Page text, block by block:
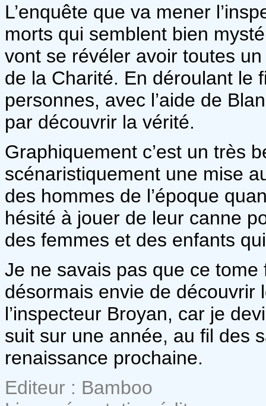
L’enquête que va mener
morts qui semblent bien
vont se révéler avoir toutes
de la Charité. En déroulant le
personnes, avec l’aide de
par découvrir la vérité.
Graphiquement c’est un très
scénaristiquement une mise
des hommes de l’époque
hésité à jouer de leur canne
des femmes et des enfants
Je ne savais pas que ce tome
désormais envie de découvrir
l’inspecteur Broyan, car je
suit sur une année, au fil des
renaissance prochaine.
Editeur : Bamboo